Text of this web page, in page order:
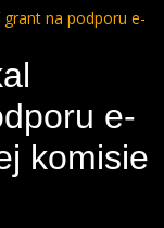
grant na podporu e-
e-
komisie